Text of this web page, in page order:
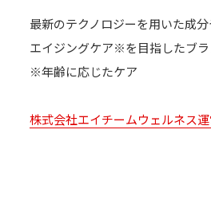
最新のテクノロジーを用いた成
エイジングケア※を目指したブラ
※年齢に応じたケア
株式会社エイチームウェルネス